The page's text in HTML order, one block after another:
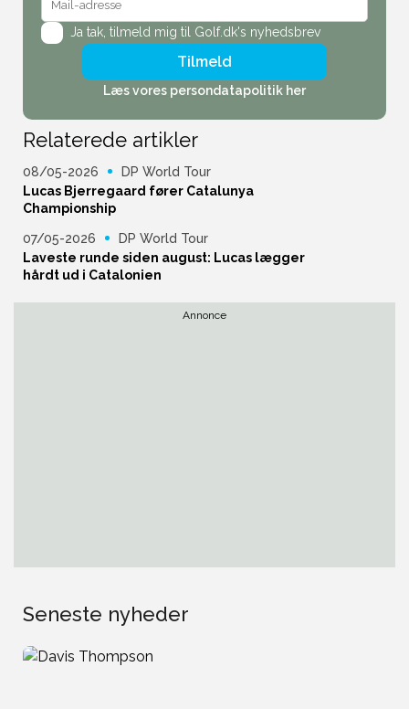
Ja tak, tilmeld mig til Golf.dk's nyhedsbrev
Tilmeld
Læs vores persondatapolitik her
Relaterede artikler
08/05-2026
DP World Tour
Lucas Bjerregaard fører Catalunya
Championship
07/05-2026
DP World Tour
Laveste runde siden august: Lucas lægger
hårdt ud i Catalonien
Annonce
Seneste nyheder